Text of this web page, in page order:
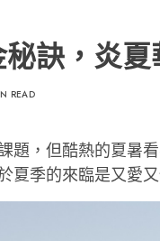
訣，炎
READ
題，但酷熱的夏暑
夏季的來臨是又愛又